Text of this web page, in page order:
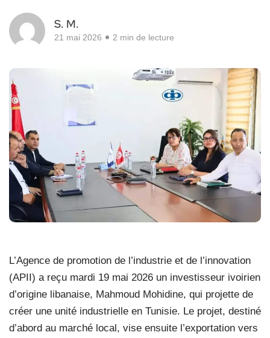
S. M.
21 mai 2026 2 min de lecture
L’Agence de promotion de l’industrie et de l’innovation
(APII) a reçu mardi 19 mai 2026 un investisseur ivoirien
d’origine libanaise, Mahmoud Mohidine, qui projette de
créer une unité industrielle en Tunisie. Le projet, destiné
d’abord au marché local, vise ensuite l’exportation vers